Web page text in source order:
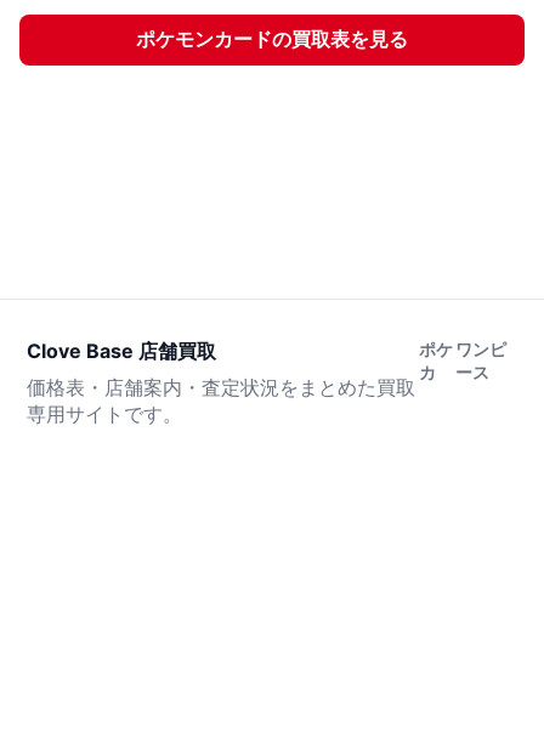
ポケモンカードの買取表を見る
Clove Base 店舗買取
価格表・店舗案内・査定状況をまとめた買取
専用サイトです。
ポケ
カ
ワンピ
ース